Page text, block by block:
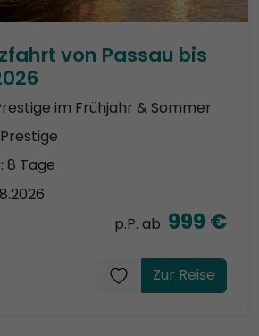
von Passau bis
im Frühjahr & Sommer
8 Tage
p.P. ab 999 €
Zur Reise